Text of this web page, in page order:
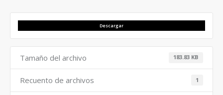
Descargar
Tamaño del archivo 183.83 KB
Recuento de archivos 1